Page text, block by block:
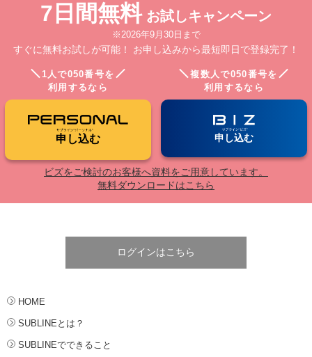
7日間無料 お試しキャンペーン
※2026年9月30日まで
すぐに無料お試しが可能！ お申し込みから最短即日で登録完了！
1人で050番号を
利用するなら
申し込む
複数人で050番号を
利用するなら
申し込む
ビズをご検討のお客様へ資料をご用意しています。
無料ダウンロードはこちら
ログインはこちら
HOME
SUBLINEとは？
SUBLINEでできること